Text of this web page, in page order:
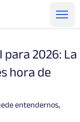
para 2026: La
hora de
entendernos,